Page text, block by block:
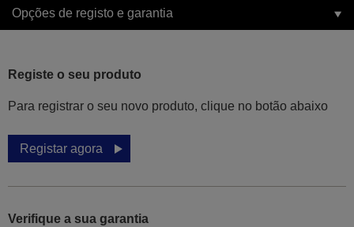
Opções de registo e garantia
Registe o seu produto
Para registrar o seu novo produto, clique no botão abaixo
Registar agora
Verifique a sua garantia